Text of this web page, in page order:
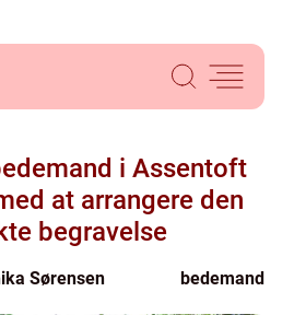
i Assentoft
at arrangere den
begravelse
Sørensen bedemand